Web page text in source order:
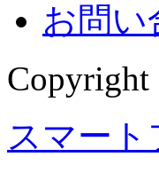
お問い
Copyright
スマー